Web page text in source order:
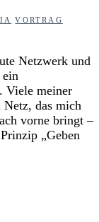
VORTRAG
Netzwerk und
ein
Viele meiner
Netz, das mich
vorne bringt –
„Geben